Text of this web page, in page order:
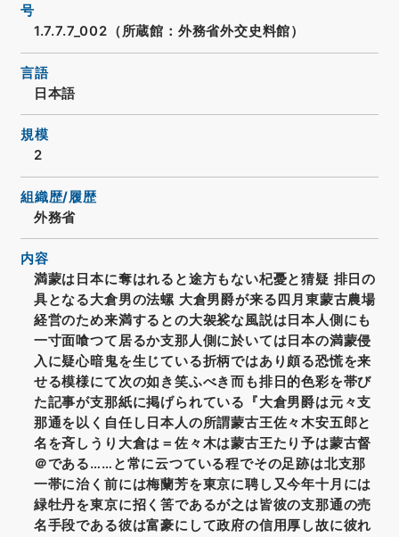
号
1.7.7.7_002（所蔵館：外務省外交史料館）
言語
日本語
規模
2
組織歴/履歴
外務省
内容
満蒙は日本に奪はれると途方もない杞憂と猜疑 排日の
具となる大倉男の法螺 大倉男爵が来る四月東蒙古農場
経営のため来満するとの大袈裟な風説は日本人側にも
一寸面喰つて居るか支那人側に於いては日本の満蒙侵
入に疑心暗鬼を生じている折柄ではあり頗る恐慌を来
せる模様にて次の如き笑ふべき而も排日的色彩を帯び
た記事が支那紙に掲げられている『大倉男爵は元々支
那通を以く自任し日本人の所謂蒙古王佐々木安五郎と
名を斉しうり大倉は＝佐々木は蒙古王たり予は蒙古督
＠である……と常に云つている程でその足跡は北支那
一帯に治く前には梅蘭芳を東京に聘し又今年十月には
緑牡丹を東京に招く筈であるが之は皆彼の支那通の売
名手段である彼は富豪にして政府の信用厚し故に彼れ